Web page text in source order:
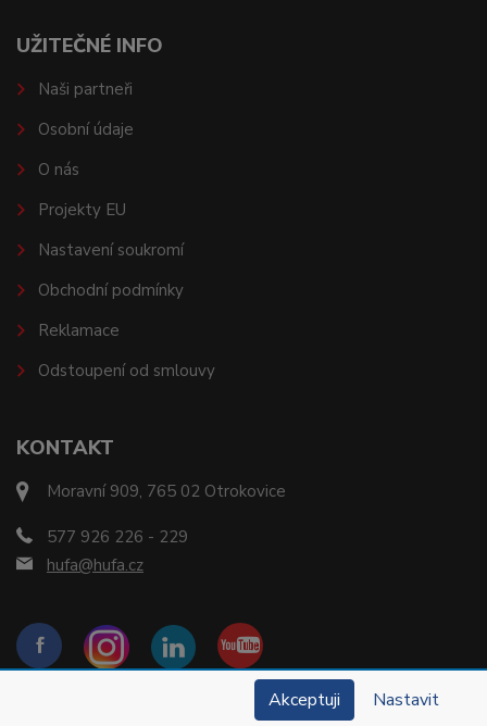
KONTAKT
Moravní 909, 765 02 Otrokovice
577 926 226 - 229
hufa@hufa.cz
UŽITEČNÉ INFO
Naši partneři
Osobní údaje
O nás
Projekty EU
Nastavení soukromí
Obchodní podmínky
Reklamace
Odstoupení od smlouvy
Akceptuji Nastavit